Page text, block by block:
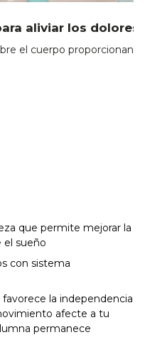
aliviar los dolores
el cuerpo
que permite mejorar la
el sueño
con sistema
la independencia
afecte a tu
permanece